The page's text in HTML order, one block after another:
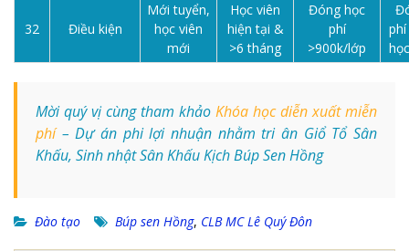
32 Điều kiện
Mới tuyển,
học viên
mới
Học viên
hiện tại &
>6 tháng
Đóng học
phí
>900k/lớp
Mời quý vị cùng tham khảo Khóa học diễn xuất miễn
phí– Dự án phi lợi nhuận nhằm tri ân Giổ Tổ Sân
Khấu, Sinh nhật Sân Khấu Kịch Búp Sen Hồng
Đào tạo Búp sen Hồng, CLB MC Lê Quý Đôn